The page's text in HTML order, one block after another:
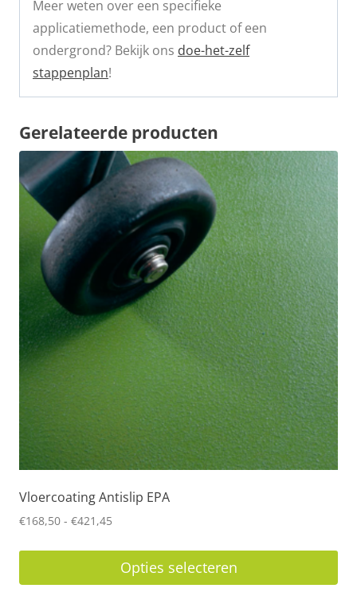
Meer weten over een specifieke
applicatiemethode, een product of een
ondergrond? Bekijk ons doe-het-zelf
stappenplan!
Gerelateerde producten
Vloercoating Antislip EPA
€168,50 - €421,45
€421,45
Opties selecteren